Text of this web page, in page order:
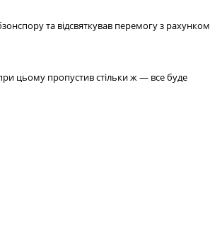
та відсвяткував перемогу з рахунком
цьому пропустив стільки ж — все буде